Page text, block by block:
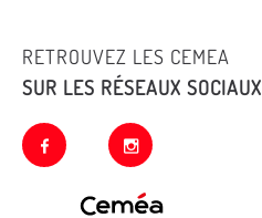
RETROUVEZ LES CEMEA
SUR LES RÉSEAUX SOCIAUX
facebook instagram